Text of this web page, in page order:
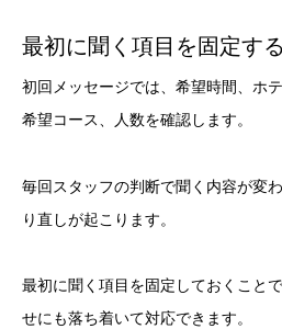
最初に聞く項目を固定する
初回メッセージでは、希望時間、ホ
希望コース、人数を確認します。
毎回スタッフの判断で聞く内容が変
り直しが起こります。
最初に聞く項目を固定しておくこと
せにも落ち着いて対応できます。